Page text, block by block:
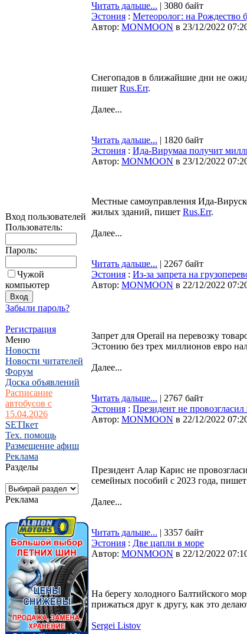
Вход пользователей
Пользователь:
Пароль:
Чужой
компьютер
Забыли пароль?
Регистрация
Меню
Новости
Новости читателей
Форум
Доска объявлений
Расписание
автобусов с
15.04.2026
SETIкет
Тех. помощь
Размещение афиш
Реклама
Разделы
Реклама
Читать дальше... | 3080 байт
Эстония : Метеоролог: на Рождество
Автор: MONMOON в 23/12/2022
Снегопадов в ближайшие дни не
пишет Rus.Err.
Далее...
Читать дальше... | 1820 байт
Эстония : Ида-Вирумаа получит
Автор: MONMOON в 23/12/2022
Местные самоуправления Ида-
жилых зданий, пишет Rus.Err.
Далее...
Читать дальше... | 2267 байт
Эстония : Из-за запрета на
Автор: MONMOON в 22/12/2022
Запрет для Operail на перевозку
Эстонию без трех миллионов евро
Далее...
Читать дальше... | 2767 байт
Эстония : Президент не
Автор: MONMOON в 22/12/2022
Президент Алар Карис не
семейных пособий с 2023 года, пишет
Далее...
Читать дальше... | 3357 байт
Эстония : Две цапли в море
Автор: MONMOON в 22/12/2022
На берегу холодного Балтийского
прижаться друг к другу, как это
Sergei Listov